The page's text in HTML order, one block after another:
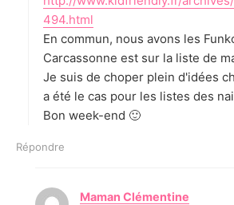
494.html
En commun, nous avons les
Carcassonne est sur la liste de
Je suis de choper plein d'idées
a été le cas pour les listes des
Bon week-end 🙂
Répondre
Maman Clémentine